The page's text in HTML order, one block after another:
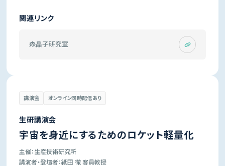
関連リンク
森晶子研究室
講演会 オンライン同時配信あり
生研講演会
宇宙を身近にするためのロケット軽量化
主催：生産技術研究所
講演者・登壇者：紙田 徹 客員教授